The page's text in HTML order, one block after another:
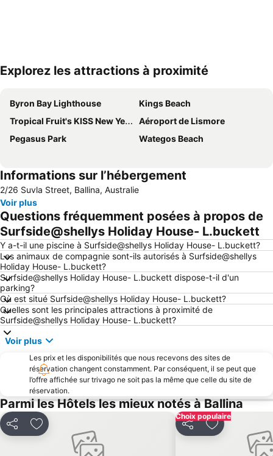
Explorez les attractions à proximité
Byron Bay Lighthouse
Kings Beach
Tropical Fruit's KISS New Years Eve Festival
Aéroport de Lismore
Pegasus Park
Wategos Beach
Informations sur l’hébergement
2/26 Suvla Street, Ballina, Australie
Voir plus
Questions fréquemment posées à propos de
Surfside@shellys Holiday House- L.buckett
Y a-t-il une piscine à Surfside@shellys Holiday House- L.buckett?
Les animaux de compagnie sont-ils autorisés à Surfside@shellys
Holiday House- L.buckett?
Surfside@shellys Holiday House- L.buckett dispose-t-il d'un
parking?
Où est situé Surfside@shellys Holiday House- L.buckett?
Quelles sont les principales attractions à proximité de
Surfside@shellys Holiday House- L.buckett?
Voir plus
Les prix et les disponibilités que nous recevons des sites de
réservation changent constamment. Par conséquent, il se peut que
l’offre affichée sur trivago ne soit pas la même que celle du site de
réservation.
Parmi les Hôtels les mieux notés à Ballina
PartagerAjouter à mes favoris
Choix populaire
PartagerAjouter à